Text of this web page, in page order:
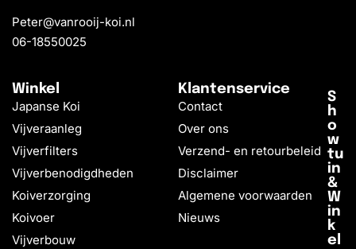
Peter@vanrooij-koi.nl
06-18550025
Winkel
Japanse Koi
Vijveraanleg
Vijverfilters
Vijverbenodigdheden
Koiverzorging
Koivoer
Vijverbouw
Klantenservice
Contact
Over ons
Verzend- en retourbeleid
Disclaimer
Algemene voorwaarden
Nieuws
S
h
o
w
tu
in
&
W
in
k
el